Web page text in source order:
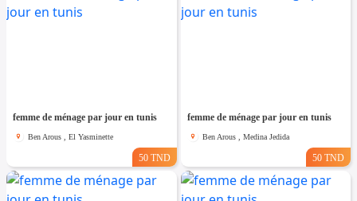
femme de ménage par jour en tunis
Ben Arous , El Yasminette
50 TND
femme de ménage par jour en tunis
Ben Arous , Medina Jedida
50 TND